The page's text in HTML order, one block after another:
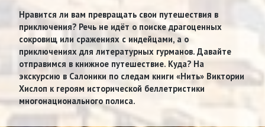
Нравится ли вам превращать свои путешествия в
приключения? Речь не идёт о поиске драгоценных
сокровищ или сражениях с индейцами, а о
приключениях для литературных гурманов. Давайте
отправимся в книжное путешествие. Куда? На
экскурсию в Салоники по следам книги «Нить» Виктории
Хислоп к героям исторической беллетристики
многонационального полиса.